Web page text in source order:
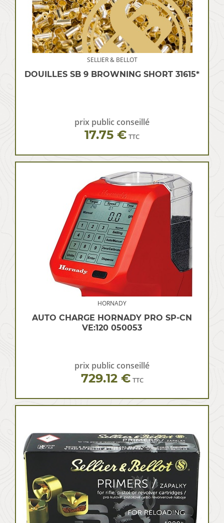
SELLIER & BELLOT
DOUILLES SB 9 BROWNING SHORT 31615*
prix public conseillé
17.75 € TTC
HORNADY
AUTO CHARGE HORNADY PRO SP-CN
VE:120 050053
prix public conseillé
729.12 € TTC